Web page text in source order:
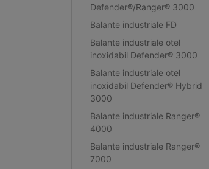
Defender®/Ranger® 3000
Balante industriale FD
Balante industriale otel
inoxidabil Defender® 3000
Balante industriale otel
inoxidabil Defender® Hybrid
3000
Balante industriale Ranger®
4000
Balante industriale Ranger®
7000